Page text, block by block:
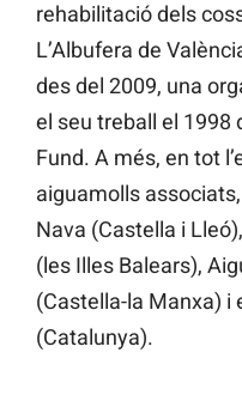
rehabilitació dels
L’Albufera de
des del 2009, una
el seu treball el 1998
Fund. A més, en tot
aiguamolls
Nava (Castella i
(les Illes Balears),
(Castella-la Manxa) i
(Catalunya).